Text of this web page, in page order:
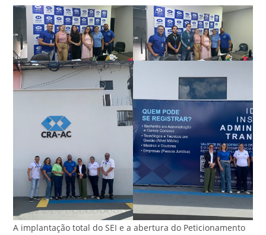
A implantação total do SEI e a abertura do Peticionamento